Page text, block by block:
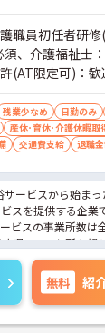
職員初任者研
、介護福祉士
(AT限定可)：歓
残業少なめ 日勤のみ
産休･育休･介護休暇取
交通費支給 退職
ービスから始まっ
スを提供する企業
ビスの事業所数は
県で500か所を超
分らしく最期まで
っています。また、
れる企業として福
タラクエール」に
無料 紹